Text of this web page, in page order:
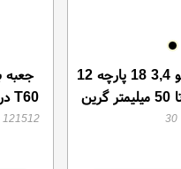
جعبه بکس درایو 3,4 18 پارچه 12
پر از سایز 17 تا 50 میلیمتر گرین
30
121512